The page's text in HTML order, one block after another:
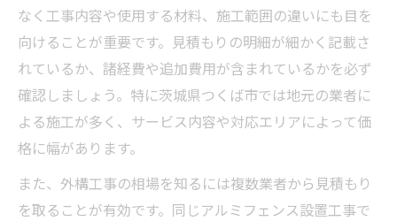
なく工事内容や使用する材料、施工範囲の違いにも目を
向けることが重要です。見積もりの明細が細かく記載さ
れているか、諸経費や追加費用が含まれているかを必ず
確認しましょう。特に茨城県つくば市では地元の業者に
よる施工が多く、サービス内容や対応エリアによって価
格に幅があります。
また、外構工事の相場を知るには複数業者から見積もり
を取ることが有効です。同じアルミフェンス設置工事で